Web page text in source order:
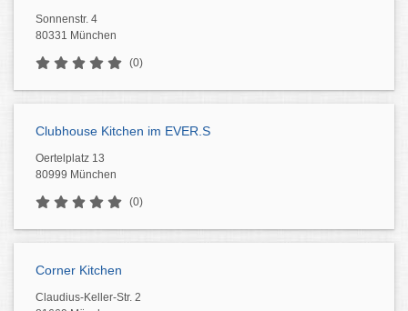
Sonnenstr. 4
80331 München
(0)
Clubhouse Kitchen im EVER.S
Oertelplatz 13
80999 München
(0)
Corner Kitchen
Claudius-Keller-Str. 2